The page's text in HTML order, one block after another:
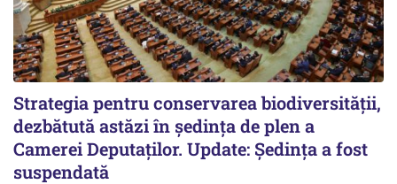
Strategia pentru conservarea biodiversității,
dezbătută astăzi în ședința de plen a
Camerei Deputaților. Update: Ședința a fost
suspendată